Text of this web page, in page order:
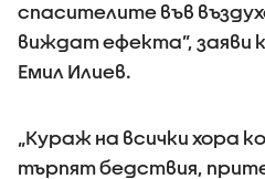
спасителите във
виждат ефекта”, заяви
Емил Илиев.
„Кураж на всички хора
търпят бедствия,